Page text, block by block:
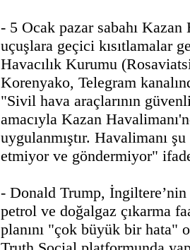
- 5 Ocak pazar sabahı Kazan
uçuşlara geçici kısıtlamalar
Havacılık Kurumu
Korenyako, Telegram
"Sivil hava araçlarının
amacıyla Kazan
uygulanmıştır. Havalimanı
etmiyor ve göndermiyor"
- Donald Trump,
petrol ve doğalgaz çıkarma
planını "çok büyük bir hata"